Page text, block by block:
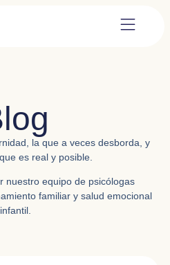
la que a veces desborda, y
es real y posible.
nuestro equipo de psicólogas
familiar y salud emocional
infantil.